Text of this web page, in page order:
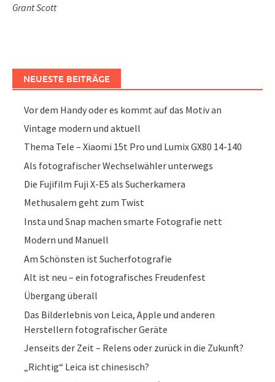
Grant Scott
NEUESTE BEITRÄGE
Vor dem Handy oder es kommt auf das Motiv an
Vintage modern und aktuell
Thema Tele – Xiaomi 15t Pro und Lumix GX80 14-140
Als fotografischer Wechselwähler unterwegs
Die Fujifilm Fuji X-E5 als Sucherkamera
Methusalem geht zum Twist
Insta und Snap machen smarte Fotografie nett
Modern und Manuell
Am Schönsten ist Sucherfotografie
Alt ist neu – ein fotografisches Freudenfest
Übergang überall
Das Bilderlebnis von Leica, Apple und anderen
Herstellern fotografischer Geräte
Jenseits der Zeit – Relens oder zurück in die Zukunft?
„Richtig“ Leica ist chinesisch?